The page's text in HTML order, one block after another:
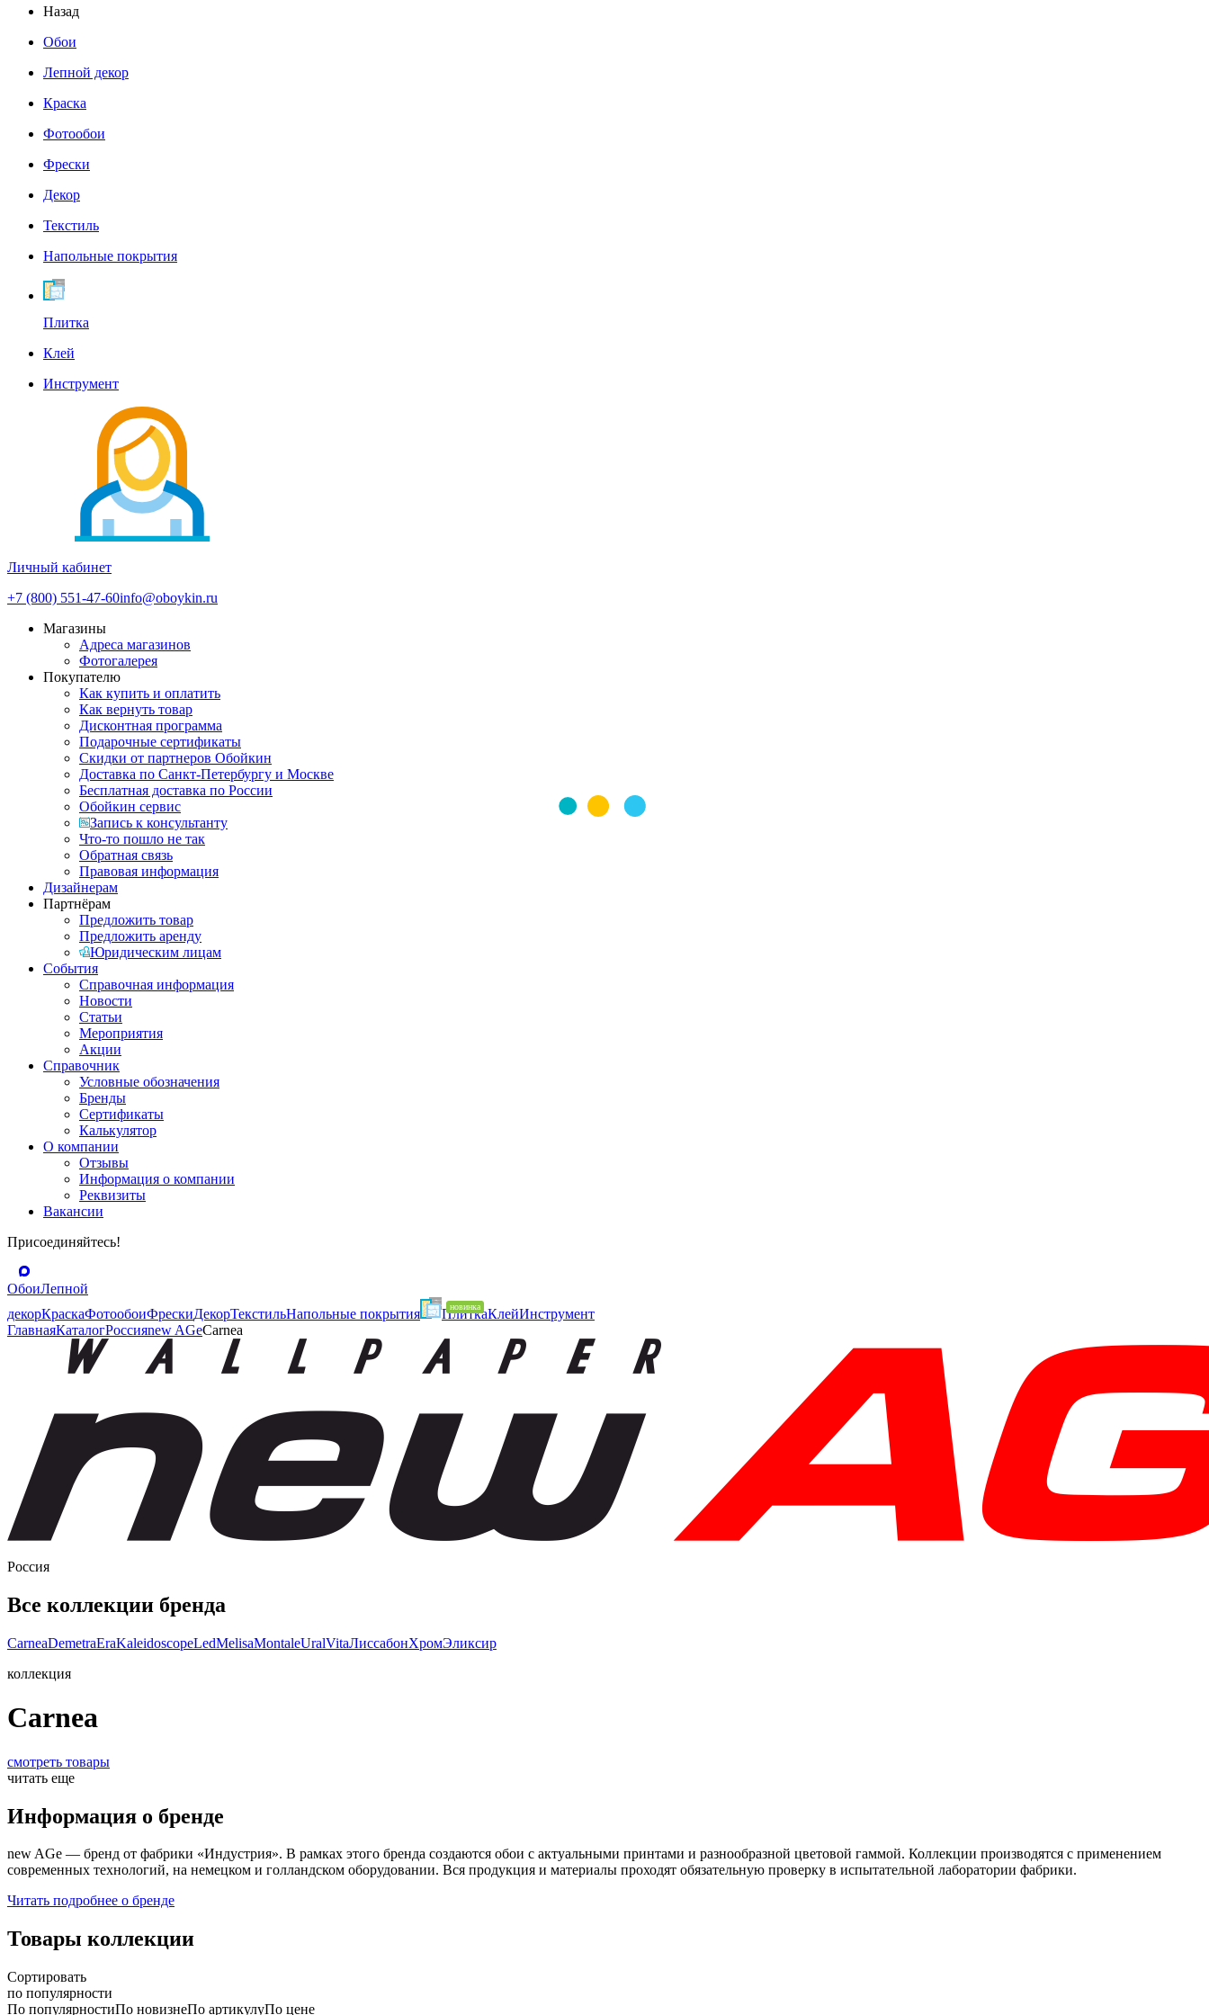
Назад
Обои
Лепной декор
Краска
Фотообои
Фрески
Декор
Текстиль
Напольные покрытия
Плитка
Клей
Инструмент
Личный кабинет
+7 (800) 551-47-60info@oboykin.ru
Магазины
Адреса магазинов
Фотогалерея
Покупателю
Как купить и оплатить
Как вернуть товар
Дисконтная программа
Подарочные сертификаты
Скидки от партнеров Обойкин
Доставка по Санкт-Петербургу и Москве
Бесплатная доставка по России
Обойкин сервис
Запись к консультанту
Что-то пошло не так
Обратная связь
Правовая информация
Дизайнерам
Партнёрам
Предложить товар
Предложить аренду
Юридическим лицам
События
Справочная информация
Новости
Статьи
Мероприятия
Акции
Справочник
Условные обозначения
Бренды
Сертификаты
Калькулятор
О компании
Отзывы
Информация о компании
Реквизиты
Вакансии
Присоединяйтесь!
ОбоиЛепной
декорКраскаФотообоиФрескиДекорТекстильНапольные покрытия ПлиткаКлейИнструмент
ГлавнаяКаталогРоссияnew AGeCarnea
Россия
Все коллекции бренда
CarneaDemetraEraKaleidoscopeLedMelisaMontaleUralVitaЛиссабонХромЭликсир
коллекция
Carnea
смотреть товары
читать еще
Информация о бренде
new AGe — бренд от фабрики «Индустрия». В рамках этого бренда создаются обои с актуальными принтами и разнообразной цветовой гаммой. Коллекции производятся с применением
современных технологий, на немецком и голландском оборудовании. Вся продукция и материалы проходят обязательную проверку в испытательной лаборатории фабрики.
Читать подробнее о бренде
Товары коллекции
Сортировать
по популярности
По популярностиПо новизнеПо артикулуПо цене